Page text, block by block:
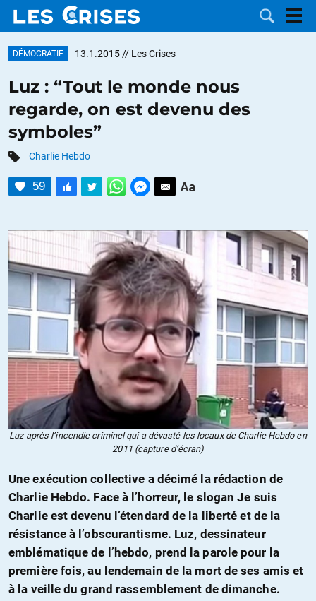
DOSSIERS
CATÉGORIES
MOTS CLÉS
NOUS
CONTACTER
FAIRE UN
DÉMOCRATIE 13.1.2015 // Les Crises
Luz : “Tout le monde nous
regarde, on est devenu des
symboles”
Charlie Hebdo
59
Luz après l’incendie criminel qui a dévasté les locaux de Charlie Hebdo en
2011 (capture d’écran)
Une exécution collective a décimé la rédaction de
Charlie Hebdo. Face à l’horreur, le slogan Je suis
Charlie est devenu l’étendard de la liberté et de la
résistance à l’obscurantisme. Luz, dessinateur
emblématique de l’hebdo, prend la parole pour la
première fois, au lendemain de la mort de ses amis et
à la veille du grand rassemblement de dimanche.